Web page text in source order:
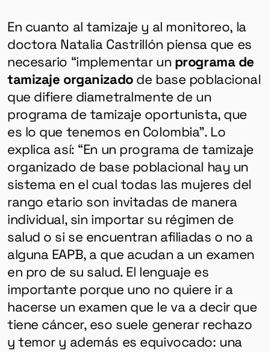
En cuanto al tamizaje y al monitoreo, la
doctora Natalia Castrillón piensa que es
necesario “implementar un programa de
tamizaje organizadode base poblacional
que difiere diametralmente de un
programa de tamizaje oportunista, que
es lo que tenemos en Colombia”. Lo
explica así: “En un programa de tamizaje
organizado de base poblacional hay un
sistema en el cual todas las mujeres del
rango etario son invitadas de manera
individual, sin importar su régimen de
salud o si se encuentran afiliadas o no a
alguna EAPB, a que acudan a un examen
en pro de su salud. El lenguaje es
importante porque uno no quiere ir a
hacerse un examen que le va a decir que
tiene cáncer, eso suele generar rechazo
y temor y además es equivocado: una